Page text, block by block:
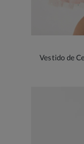
Vestido de